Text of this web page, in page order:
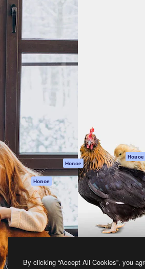
Продукция
Spaces
ИИ-помощник
Генератор
изображений ИИ
Генератор видео
Генератор голоса
на основе ИИ
Стоковый контент
MCP для
Claude/ChatGPT
Новое
Агенты Новое
API
Мобильное
приложение
Все инструменты
Magnific
Политика
Оригиналы Новое
Политика
cookie
Центр доверия
Партнеры
Предприятие
By clicking “Accept All Cookies”, you